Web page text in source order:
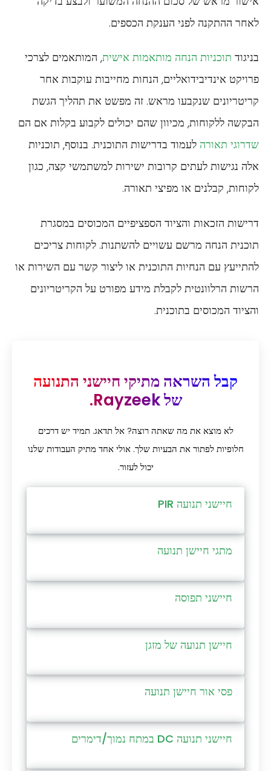
לאחר ההתקנה לפני הענקת הכספים.
בניגוד תוכניות הנחה מותאמות אישית, המותאמים לצרכי
פרויקט אינדיבידואליים, הנחות מחייבות עוקבות אחר
קריטריונים שנקבעו מראש. זה מפשט את תהליך הגשת
הבקשה ללקוחות, מכיוון שהם יכולים לקבוע בקלות אם הם
שדרוגי תאורה לעמוד בדרישות התוכנית. בנוסף, תוכניות
אלה נגישות לעתים קרובות ישירות למשתמשי קצה, כגון
לקוחות, קבלנים או מפיצי תאורה.
דרישות הזכאות והציוד הספציפיים המכוסים במסגרת
תוכנית הנחה מרשם עשויים להשתנות. לקוחות צריכים
להתייעץ עם הנחיות התוכנית או ליצור קשר עם השירות או
הרשות הרלוונטית לקבלת מידע מפורט על הקריטריונים
והציוד המכוסים בתוכנית.
קבל השראה מתיקי חיישני התנועה
של Rayzeek.
לא מוצא את מה שאתה רוצה? אל תדאג. תמיד יש דרכים
חלופיות לפתור את הבעיות שלך. אולי אחד מתיק העבודות שלנו
יכול לעזור.
חיישני תנועה PIR
מתגי חיישן תנועה
חיישני תפוסה
חיישן תנועה של מזגן
פסי אור חיישן תנועה
חיישני תנועה DC במתח נמוך/דימרים